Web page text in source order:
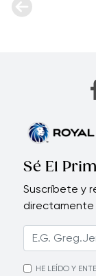
Sé El
Suscríbete y
directamente
HE LEÍDO Y